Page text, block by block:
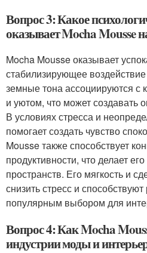
Вопрос 3: Какое
оказывает Mocha Mousse
Mocha Mousse оказывает
стабилизирующее
земные тона ассоциируются
и уютом, что может создавать
В условиях стресса и
помогает создать чувство
Mousse также способствует
продуктивности, что делает
пространств. Его мягкость и
снизить стресс и
популярным выбором для
Вопрос 4: Как Mocha
индустрии моды и